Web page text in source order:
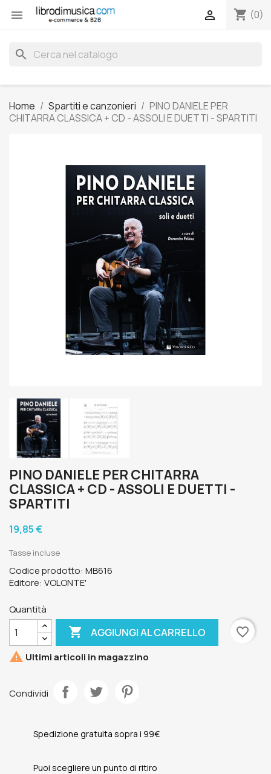
 shopping_cart (0)

search
Home Spartiti e canzonieri
PINO DANIELE PER
CHITARRA CLASSICA + CD - ASSOLI E DUETTI - SPARTITI
PINO DANIELE PER CHITARRA
CLASSICA + CD - ASSOLI E DUETTI -
SPARTITI
19,85 €
Tasse incluse
Codice prodotto: MB616
Editore: VOLONTE'
Quantità
 AGGIUNGI AL CARRELLO
favorite_border
 Ultimi articoli in magazzino
Condividi
Spedizione gratuita sopra i 99€
Puoi scegliere un punto di ritiro